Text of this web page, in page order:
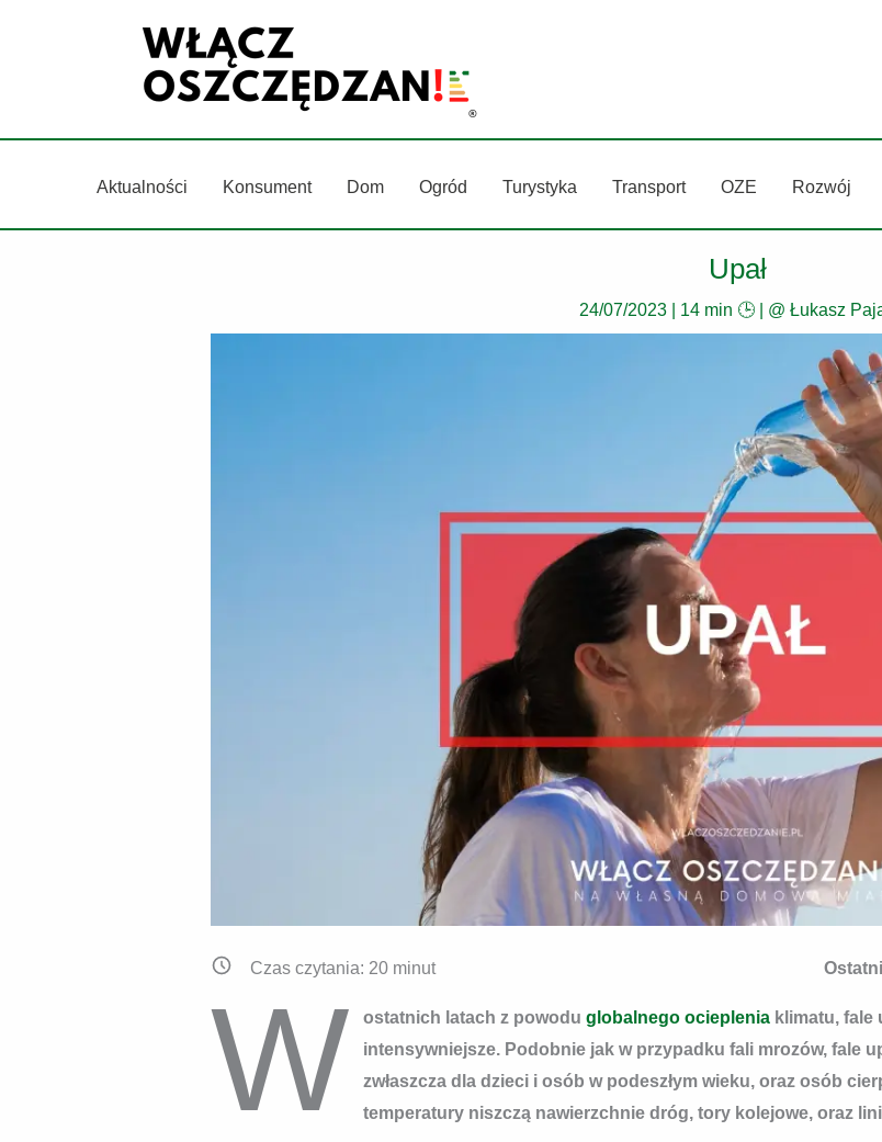
Aktualności Konsument Dom Ogród Turystyka Transport OZE Rozwój
Upał
24/07/2023 14 min 🕒 | @ Łukasz
Czas czytania: 20 minut
W ostatnich latach z powoduglobalnego ocieplenia klimatu, fale
intensywniejsze. Podobnie jak w przypadku fali mrozów, fale
zwłaszcza dla dzieci i osób w podeszłym wieku, oraz osób
temperatury niszczą nawierzchnie dróg, tory kolejowe, oraz